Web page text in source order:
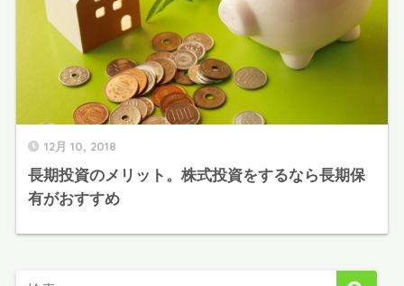
12月 10, 2018
長期投資のメリット。株式投資をするなら長期保
有がおすすめ